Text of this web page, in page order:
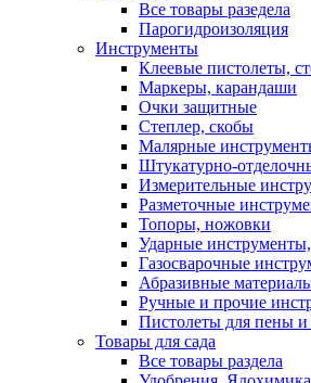
Все товары разедела
Парогидроизоляция
Инструменты
Клеевые пистолеты,
Маркеры, карандаши
Очки защитные
Степлер, скобы
Малярные
Штукатурно-
Измерительные
Разметочные
Топоры, ножовки
Ударные
Газосварочные
Абразивные
Ручные и прочие
Пистолеты для пены и
Товары для сада
Все товары раздела